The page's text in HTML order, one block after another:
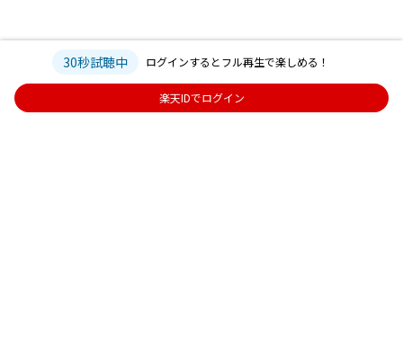
30秒試聴中 ログインするとフル再生で楽しめる！
楽天IDでログイン